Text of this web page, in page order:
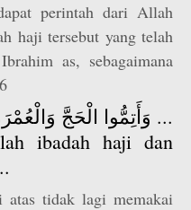
perintah dari Allah
haji tersebut yang telah
as, sebagaimana
وَأَتِمُّوا الْحَجَّ وَالْعُمْرَةَ لِلَّهِ ...
ibadah haji dan
tidak lagi memakai